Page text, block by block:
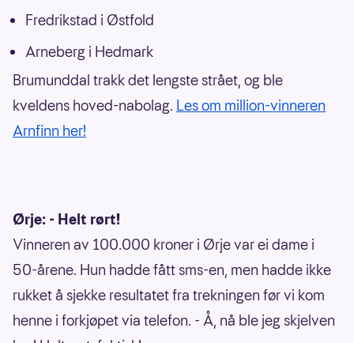
Fredrikstad i Østfold
Arneberg i Hedmark
Brumunddal trakk det lengste strået, og ble
kveldens hoved-nabolag. Les om million-vinneren
Arnfinn her!
Ørje: - Helt rørt!
Vinneren av 100.000 kroner i Ørje var ei dame i
50-årene. Hun hadde fått sms-en, men hadde ikke
rukket å sjekke resultatet fra trekningen før vi kom
henne i forkjøpet via telefon. - Å, nå ble jeg skjelven